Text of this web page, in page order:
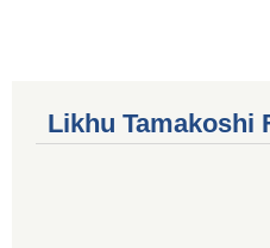
Likhu Tamakoshi